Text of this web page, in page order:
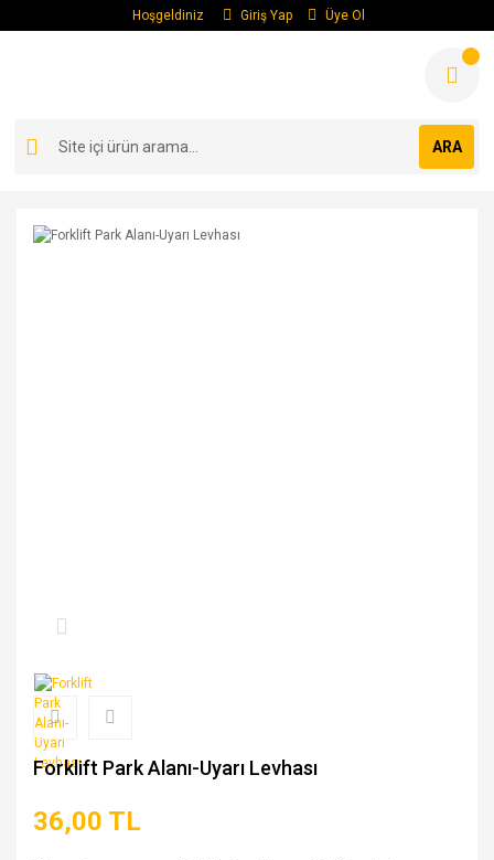
Hoşgeldiniz Giriş Yap Üye Ol
ARA
Forklift Park Alanı-Uyarı Levhası
36,00 TL